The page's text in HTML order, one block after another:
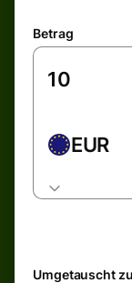
Betrag
EUR
Umgetauscht zu